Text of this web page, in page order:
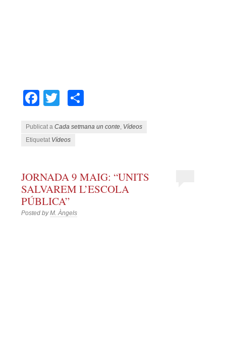
Facebook
Twitter
Publicat aCada setmana un conte Vídeos
Etiquetat Vídeos
JORNADA 9 MAIG: “UNITS
SALVAREM L’ESCOLA
PÚBLICA”
Posted byM. Àngels